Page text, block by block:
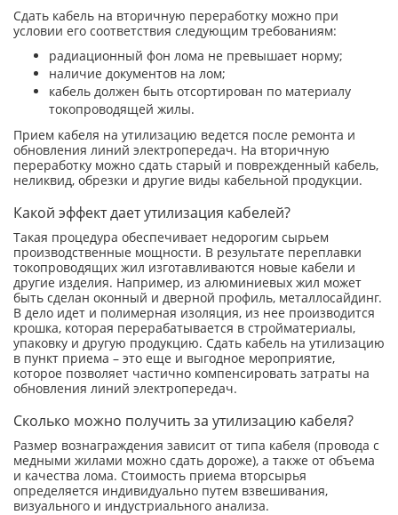
Сдать кабель на вторичную переработку можно при
условии его соответствия следующим требованиям:
радиационный фон лома не превышает норму;
наличие документов на лом;
кабель должен быть отсортирован по материалу
токопроводящей жилы.
Прием кабеля на утилизацию ведется после ремонта и
обновления линий электропередач. На вторичную
переработку можно сдать старый и поврежденный кабель,
неликвид, обрезки и другие виды кабельной продукции.
Какой эффект дает утилизация кабелей?
Такая процедура обеспечивает недорогим сырьем
производственные мощности. В результате переплавки
токопроводящих жил изготавливаются новые кабели и
другие изделия. Например, из алюминиевых жил может
быть сделан оконный и дверной профиль, металлосайдинг.
В дело идет и полимерная изоляция, из нее производится
крошка, которая перерабатывается в стройматериалы,
упаковку и другую продукцию. Сдать кабель на утилизацию
в пункт приема – это еще и выгодное мероприятие,
которое позволяет частично компенсировать затраты на
обновления линий электропередач.
Сколько можно получить за утилизацию кабеля?
Размер вознаграждения зависит от типа кабеля (провода с
медными жилами можно сдать дороже), а также от объема
и качества лома. Стоимость приема вторсырья
определяется индивидуально путем взвешивания,
визуального и индустриального анализа.